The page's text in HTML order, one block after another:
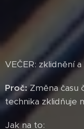
VEČER: zklidnění
Proč:Změna času
technika zklidňuje
Jak na to: